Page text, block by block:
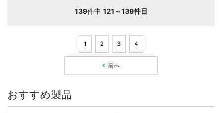
139件中 121～139件目
前へ
1 2 3 4
おすすめ製品